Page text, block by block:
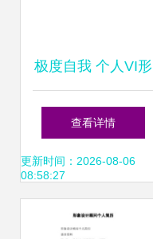
极度自我 个人VI形
象设计指南
查看详情
更新时间：2026-08-06
08:58:27